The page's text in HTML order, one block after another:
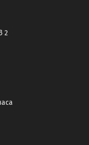
2